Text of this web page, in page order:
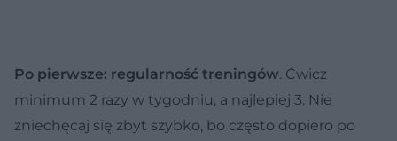
Po pierwsze: regularność treningów. Ćwicz
minimum 2 razy w tygodniu, a najlepiej 3. Nie
zniechęcaj się zbyt szybko, bo często dopiero po